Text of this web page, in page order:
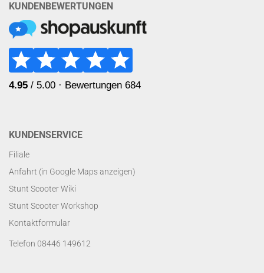
KUNDENBEWERTUNGEN
KUNDENSERVICE
Filiale
Anfahrt (in Google Maps anzeigen)
Stunt Scooter Wiki
Stunt Scooter Workshop
Kontaktformular
Telefon 08446 149612